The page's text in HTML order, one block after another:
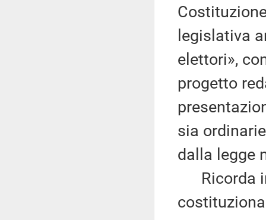
legislativa
elettori»,
progetto
sia
dalla legge
Ricorda